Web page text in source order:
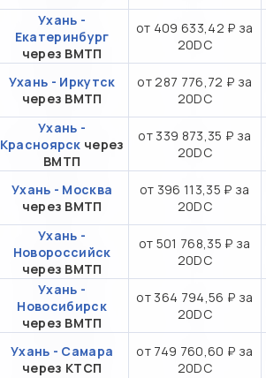
Ухань -
Екатеринбург
через ВМТП
от 409 633,42 ₽ за
20DC
Ухань - Иркутск
через ВМТП
от 287 776,72 ₽ за
20DC
Ухань -
Красноярск через
ВМТП
от 339 873,35 ₽ за
20DC
Ухань - Москва
через ВМТП
от 396 113,35 ₽ за
20DC
Ухань -
Новороссийск
через ВМТП
от 501 768,35 ₽ за
20DC
Ухань -
Новосибирск
через ВМТП
от 364 794,56 ₽ за
20DC
Ухань - Самара
через КТСП
от 749 760,60 ₽ за
20DC